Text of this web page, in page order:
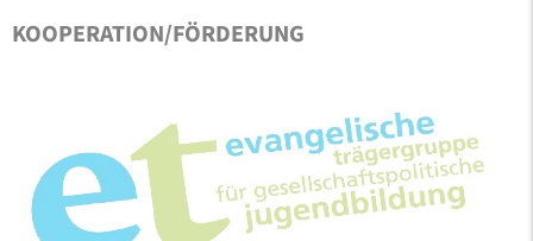
KOOPERATION/FÖRDERUNG